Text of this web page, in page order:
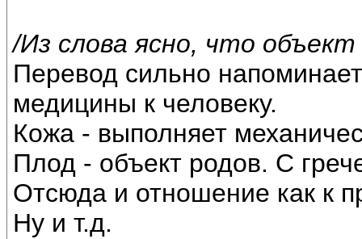
/Из слова ясно, что
Перевод сильно
медицины к человеку.
Кожа - выполняет
Плод - объект родов. С
Отсюда и отношение как к
Ну и т.д.